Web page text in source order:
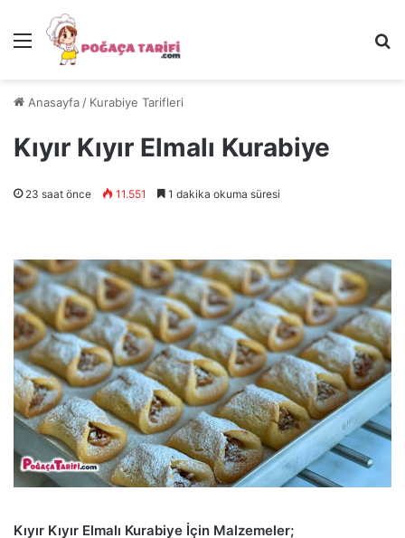
Menü
Anasayfa / Kurabiye Tarifleri
Kıyır Kıyır Elmalı Kurabiye
23 saat önce 11.551 1 dakika okuma süresi
Kıyır Kıyır Elmalı Kurabiye İçin Malzemeler;